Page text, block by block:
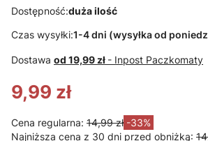
Dostępność:duża ilość
Czas wysyłki:1-4 dni (wysyłka od
Dostawa od 19,99 zł - Inpost Paczkomaty
9,99 zł
Cena regularna: 14,99 zł -33%
Najniższa cena z 30 dni przed obniżką: